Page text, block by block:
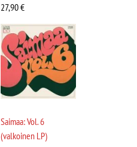
27,90€
Saimaa: Vol. 6
(valkoinen LP)